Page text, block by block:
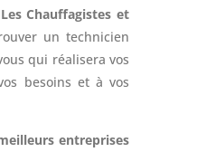
Les Chauffagistes et
un technicien
qui réalisera vos
besoins et à vos
entreprises